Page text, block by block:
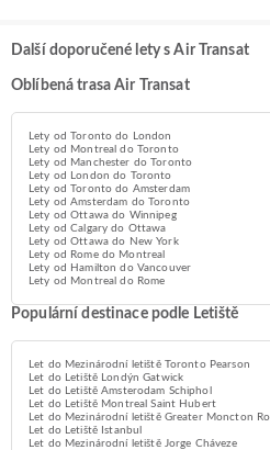
Další doporučené lety s Air Transat
Oblíbená trasa Air Transat
Lety od Toronto do London
Lety od Montreal do Toronto
Lety od Manchester do Toronto
Lety od London do Toronto
Lety od Toronto do Amsterdam
Lety od Amsterdam do Toronto
Lety od Ottawa do Winnipeg
Lety od Calgary do Ottawa
Lety od Ottawa do New York
Lety od Rome do Montreal
Lety od Hamilton do Vancouver
Lety od Montreal do Rome
Populární destinace podle Letiště
Let do Mezinárodní letiště Toronto Pearson
Let do Letiště Londýn Gatwick
Let do Letiště Amsterodam Schiphol
Let do Letiště Montreal Saint Hubert
Let do Mezinárodní letiště Greater Moncton
Let do Letiště Istanbul
Let do Mezinárodní letiště Jorge Cháveze